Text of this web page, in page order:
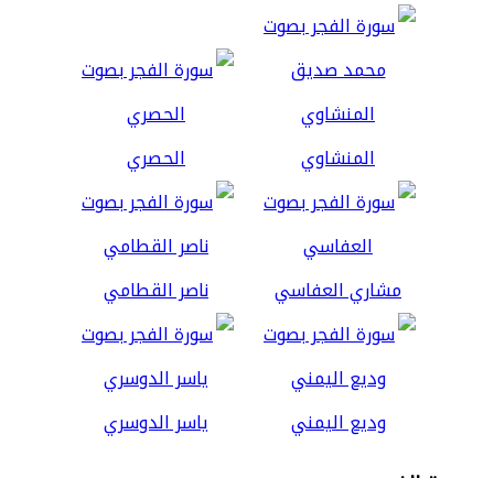
المنشاوي الحصري
مشاري العفاسي ناصر القطامي
وديع اليمني ياسر الدوسري